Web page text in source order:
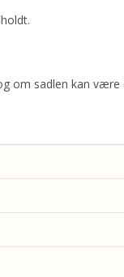
om sadlen kan